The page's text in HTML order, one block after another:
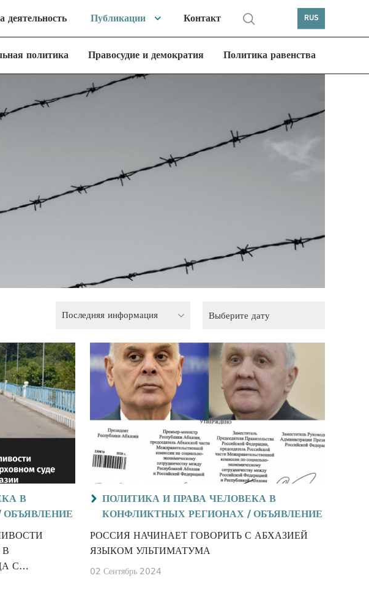
деятельность Публикации Контакт RUS
политика Правосудие и демократия Политика равенства
Последняя информация
В
ОБЪЯВЛЕНИЕ
В
С
ПОЛИТИКА И ПРАВА ЧЕЛОВЕКА В
КОНФЛИКТНЫХ РЕГИОНАХ / ОБЪЯВЛЕНИЕ
РОССИЯ НАЧИНАЕТ ГОВОРИТЬ С АБХАЗИЕЙ
ЯЗЫКОМ УЛЬТИМАТУМА
02 Сентябрь 2024